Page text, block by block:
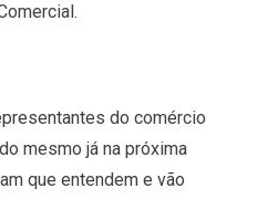
do comércio
mesmo já na próxima
que entendem e vão